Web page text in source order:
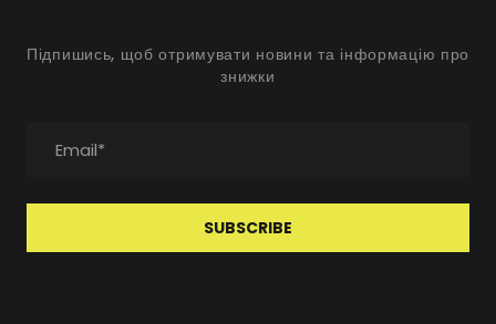
Підпишись, щоб отримувати новини та інформацію про
знижки
SUBSCRIBE